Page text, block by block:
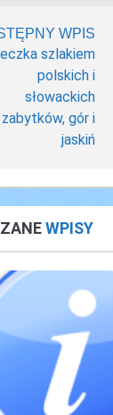
WPIS
szlakiem
polskich i
słowackich
zabytków, gór i
jaskiń
WPISY